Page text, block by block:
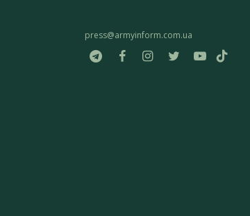
press@armyinform.com.ua